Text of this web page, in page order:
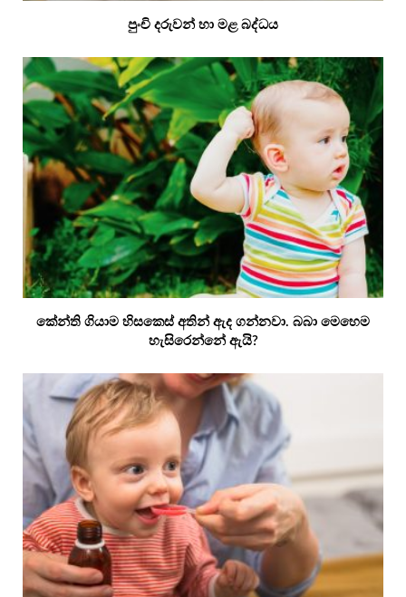
පුංචි දරුවන් හා මළ බද්ධය
කේන්ති ගියාම හිසකෙස් අතින් ඇද ගන්නවා. බබා මෙහෙම
හැසිරෙන්නේ ඇයි?